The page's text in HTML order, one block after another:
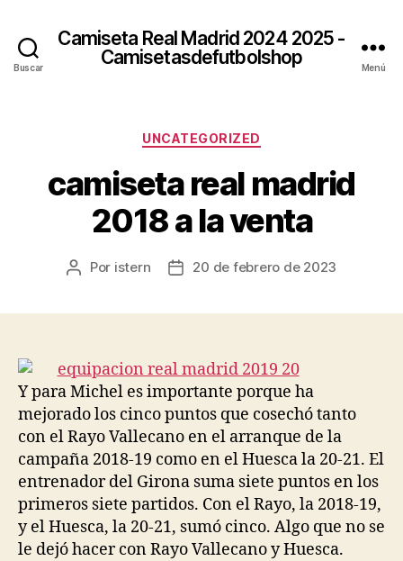
Buscar
Camiseta Real Madrid 2024 2025 -
Camisetasdefutbolshop
Menú
Categorías
UNCATEGORIZED
camiseta real madrid
2018 a la venta
Autor
Por istern
Fecha20 de febrero de 2023
Y para Michel es importante porque ha
mejorado los cinco puntos que cosechó tanto
con el Rayo Vallecano en el arranque de la
campaña 2018-19 como en el Huesca la 20-21. El
entrenador del Girona suma siete puntos en los
primeros siete partidos. Con el Rayo, la 2018-19,
y el Huesca, la 20-21, sumó cinco. Algo que no se
le dejó hacer con Rayo Vallecano y Huesca.